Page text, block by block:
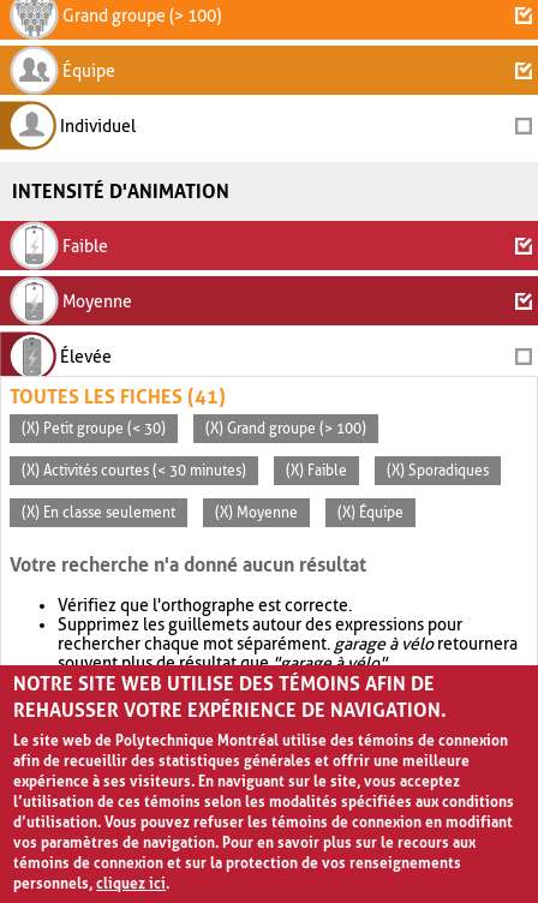
Grand groupe (> 100)
Équipe
Individuel
INTENSITÉ D'ANIMATION
Faible
Moyenne
Élevée
TOUTES LES FICHES (41)
(X) Petit groupe (< 30) (X) Grand groupe (> 100)
(X) Activités courtes (< 30 minutes) (X) Faible (X) Sporadiques
(X) En classe seulement (X) Moyenne (X) Équipe
Votre recherche n'a donné aucun résultat
Vérifiez que l'orthographe est correcte.
Supprimez les guillemets autour des expressions pour
rechercher chaque mot séparément. garage à véloretournera
souvent plus de résultat que"garage à vélo".
Envisagez d'élargir votre recherche avec OR.garage OR vélo
retournera souvent plus de résultat quegarage à vélo
NOTRE SITE WEB UTILISE DES TÉMOINS AFIN DE
REHAUSSER VOTRE EXPÉRIENCE DE NAVIGATION.
Le site web de Polytechnique Montréal utilise des témoins de connexion
afin de recueillir des statistiques générales et offrir une meilleure
expérience à ses visiteurs. En naviguant sur le site, vous acceptez
l’utilisation de ces témoins selon les modalités spécifiées aux conditions
d’utilisation. Vous pouvez refuser les témoins de connexion en modifiant
vos paramètres de navigation. Pour en savoir plus sur le recours aux
témoins de connexion et sur la protection de vos renseignements
personnels,cliquez ici.